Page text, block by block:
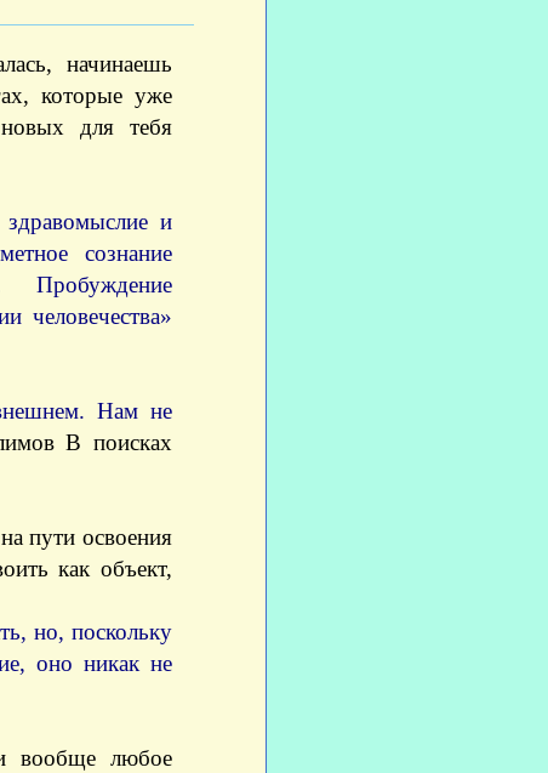
начинаешь
которые уже
для тебя
и
сознание
Пробуждение
человечества»
Нам не
В поисках
пути освоения
как объект,
но, поскольку
оно никак не
вообще любое